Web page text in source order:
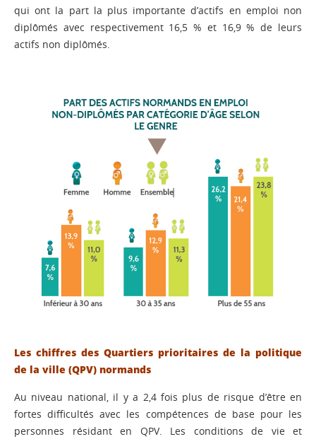
qui ont la part la plus importante d’actifs en emploi non
diplômés avec respectivement 16,5 % et 16,9 % de leurs
actifs non diplômés.
Les chiffres des Quartiers prioritaires de la politique
de la ville (QPV) normands
Au niveau national, il y a 2,4 fois plus de risque d’être en
fortes difficultés avec les compétences de base pour les
personnes résidant en QPV. Les conditions de vie et